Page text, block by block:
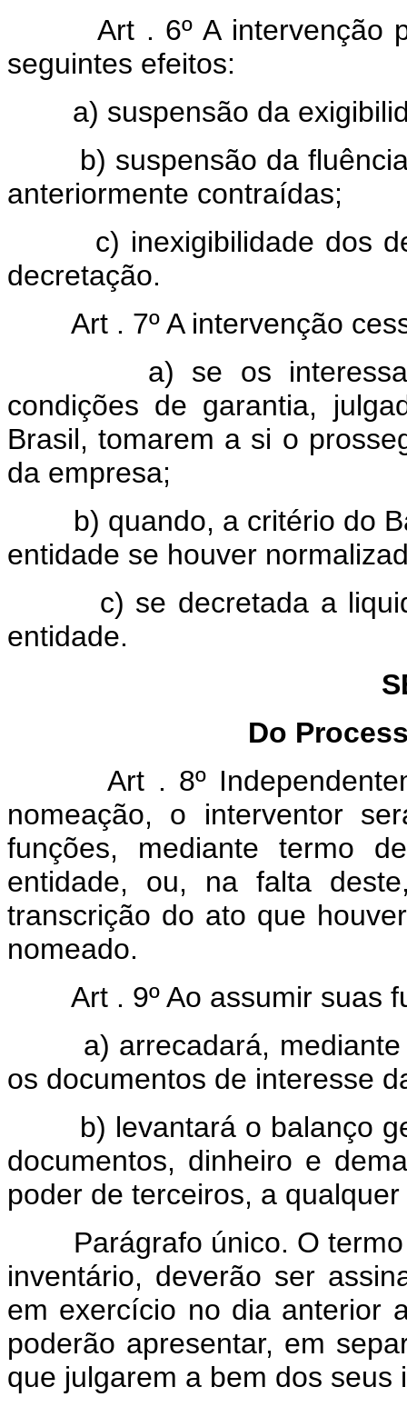
Art . 6º A intervenção
seguintes efeitos:
a) suspensão da
b) suspensão da fluência
anteriormente contraídas;
c) inexigibilidade dos
decretação.
Art . 7º A intervenção
a) se os interessados,
condições de garantia,
Brasil, tomarem a si o
da empresa;
b) quando, a critério do
entidade se houver
c) se decretada a
entidade.
Do
Art . 8º
nomeação, o interventor
funções, mediante termo
entidade, ou, na falta
transcrição do ato que
nomeado.
Art . 9º Ao assumir suas
a) arrecadará, mediante
os documentos de interesse
b) levantará o balanço
documentos, dinheiro e
poder de terceiros, a
Parágrafo único. O termo
inventário, deverão ser
em exercício no dia anterior
poderão apresentar, em
que julgarem a bem dos seus